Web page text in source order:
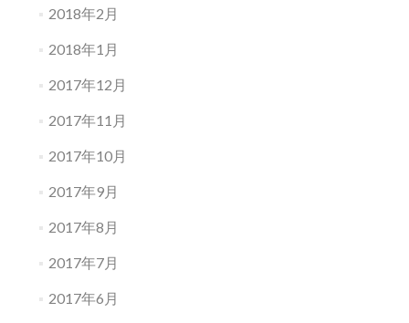
2018年2月
2018年1月
2017年12月
2017年11月
2017年10月
2017年9月
2017年8月
2017年7月
2017年6月